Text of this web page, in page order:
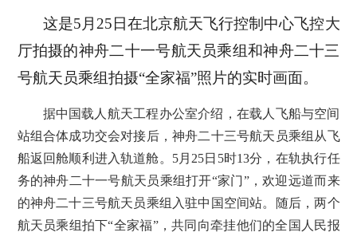
这是5月25日在北京航天飞行控制中心飞控大
厅拍摄的神舟二十一号航天员乘组和神舟二十三
号航天员乘组拍摄“全家福”照片的实时画面。
据中国载人航天工程办公室介绍，在载人飞船与空间
站组合体成功交会对接后，神舟二十三号航天员乘组从飞
船返回舱顺利进入轨道舱。5月25日5时13分，在轨执行任
务的神舟二十一号航天员乘组打开“家门”，欢迎远道而来
的神舟二十三号航天员乘组入驻中国空间站。随后，两个
航天员乘组拍下“全家福”，共同向牵挂他们的全国人民报